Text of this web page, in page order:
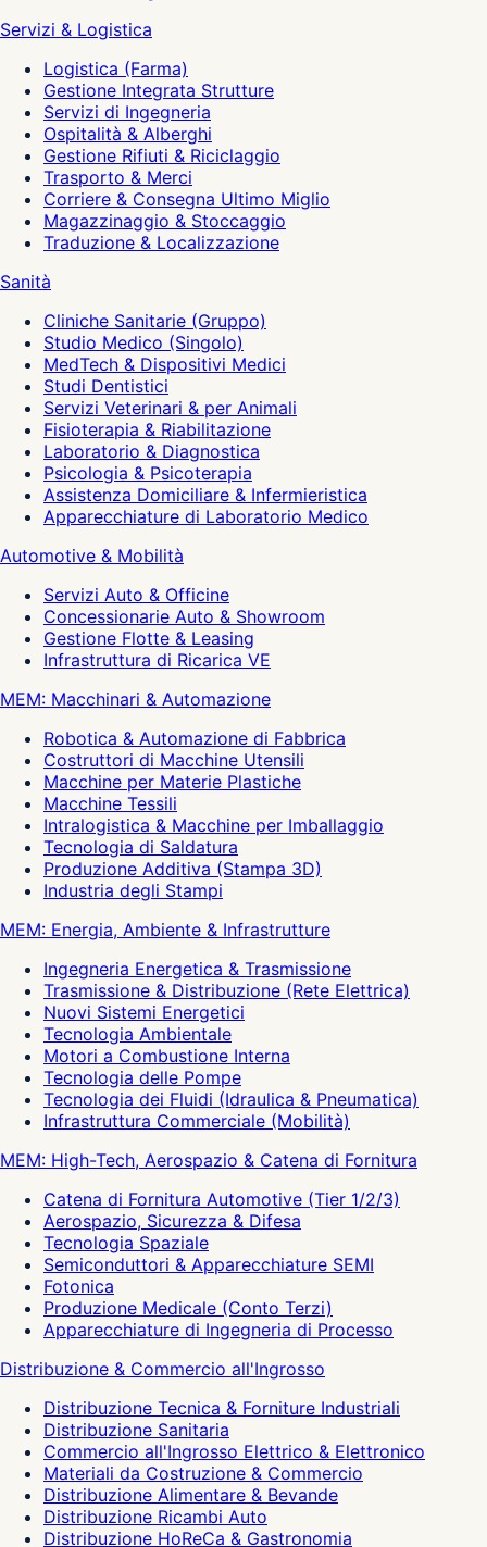
Servizi & Logistica
Logistica (Farma)
Gestione Integrata Strutture
Servizi di Ingegneria
Ospitalità & Alberghi
Gestione Rifiuti & Riciclaggio
Trasporto & Merci
Corriere & Consegna Ultimo Miglio
Magazzinaggio & Stoccaggio
Traduzione & Localizzazione
Sanità
Cliniche Sanitarie (Gruppo)
Studio Medico (Singolo)
MedTech & Dispositivi Medici
Studi Dentistici
Servizi Veterinari & per Animali
Fisioterapia & Riabilitazione
Laboratorio & Diagnostica
Psicologia & Psicoterapia
Assistenza Domiciliare & Infermieristica
Apparecchiature di Laboratorio Medico
Automotive & Mobilità
Servizi Auto & Officine
Concessionarie Auto & Showroom
Gestione Flotte & Leasing
Infrastruttura di Ricarica VE
MEM: Macchinari & Automazione
Robotica & Automazione di Fabbrica
Costruttori di Macchine Utensili
Macchine per Materie Plastiche
Macchine Tessili
Intralogistica & Macchine per Imballaggio
Tecnologia di Saldatura
Produzione Additiva (Stampa 3D)
Industria degli Stampi
MEM: Energia, Ambiente & Infrastrutture
Ingegneria Energetica & Trasmissione
Trasmissione & Distribuzione (Rete Elettrica)
Nuovi Sistemi Energetici
Tecnologia Ambientale
Motori a Combustione Interna
Tecnologia delle Pompe
Tecnologia dei Fluidi (Idraulica & Pneumatica)
Infrastruttura Commerciale (Mobilità)
MEM: High-Tech, Aerospazio & Catena di Fornitura
Catena di Fornitura Automotive (Tier 1/2/3)
Aerospazio, Sicurezza & Difesa
Tecnologia Spaziale
Semiconduttori & Apparecchiature SEMI
Fotonica
Produzione Medicale (Conto Terzi)
Apparecchiature di Ingegneria di Processo
Distribuzione & Commercio all'Ingrosso
Distribuzione Tecnica & Forniture Industriali
Distribuzione Sanitaria
Commercio all'Ingrosso Elettrico & Elettronico
Materiali da Costruzione & Commercio
Distribuzione Alimentare & Bevande
Distribuzione Ricambi Auto
Distribuzione HoReCa & Gastronomia